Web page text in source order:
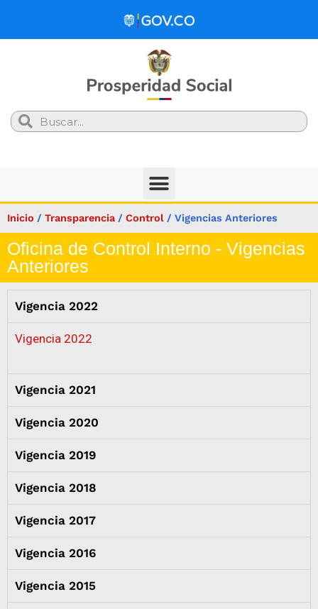
Search
Inicio / Transparencia / Control / Vigencias Anteriores
Oficina de Control Interno - Vigencias
Anteriores
Vigencia 2022
Vigencia 2022
Vigencia 2021
Vigencia 2020
Vigencia 2019
Vigencia 2018
Vigencia 2017
Vigencia 2016
Vigencia 2015